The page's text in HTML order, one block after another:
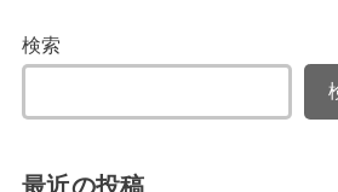
検索
最近の投稿